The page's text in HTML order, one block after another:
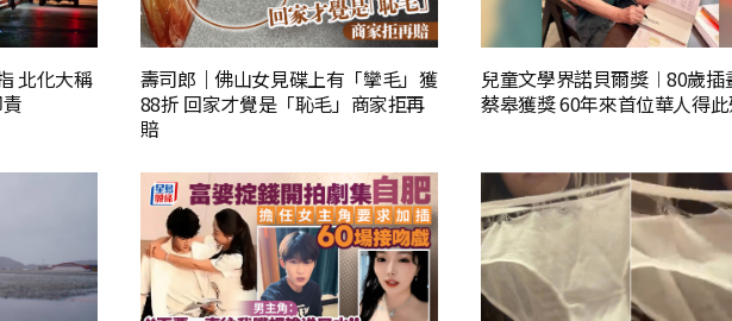
北化大稱
壽司郎｜佛山女見碟上有「攣毛」獲
88折 回家才覺是「恥毛」商家拒再
賠
兒童文學界諾貝爾獎︱80歲插
蔡皋獲獎 60年來首位華人得